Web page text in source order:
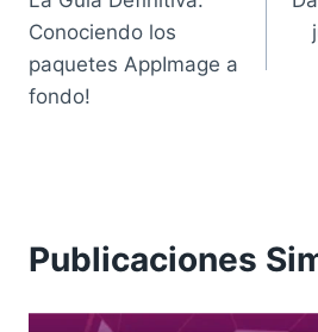
de
entradas
Conociendo los
paquetes AppImage a
fondo!
Publicaciones